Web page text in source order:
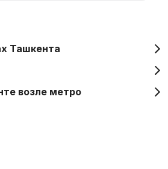
Ташкента
возле метро